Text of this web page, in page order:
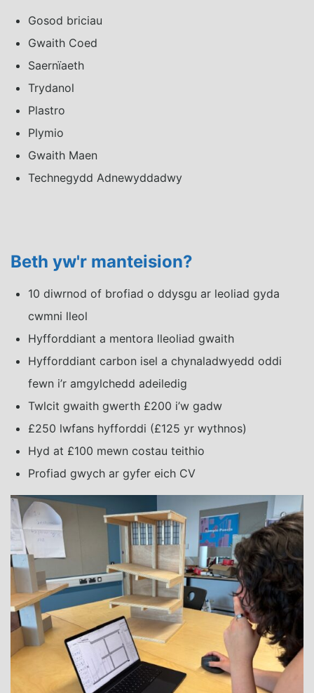
Gosod briciau
Gwaith Coed
Saernïaeth
Trydanol
Plastro
Plymio
Gwaith Maen
Technegydd Adnewyddadwy
Beth yw'r manteision?
10 diwrnod of brofiad o ddysgu ar leoliad gyda
cwmni lleol
Hyfforddiant a mentora lleoliad gwaith
Hyfforddiant carbon isel a chynaladwyedd oddi
fewn i’r amgylchedd adeiledig
Twlcit gwaith gwerth £200 i’w gadw
£250 lwfans hyfforddi (£125 yr wythnos)
Hyd at £100 mewn costau teithio
Profiad gwych ar gyfer eich CV